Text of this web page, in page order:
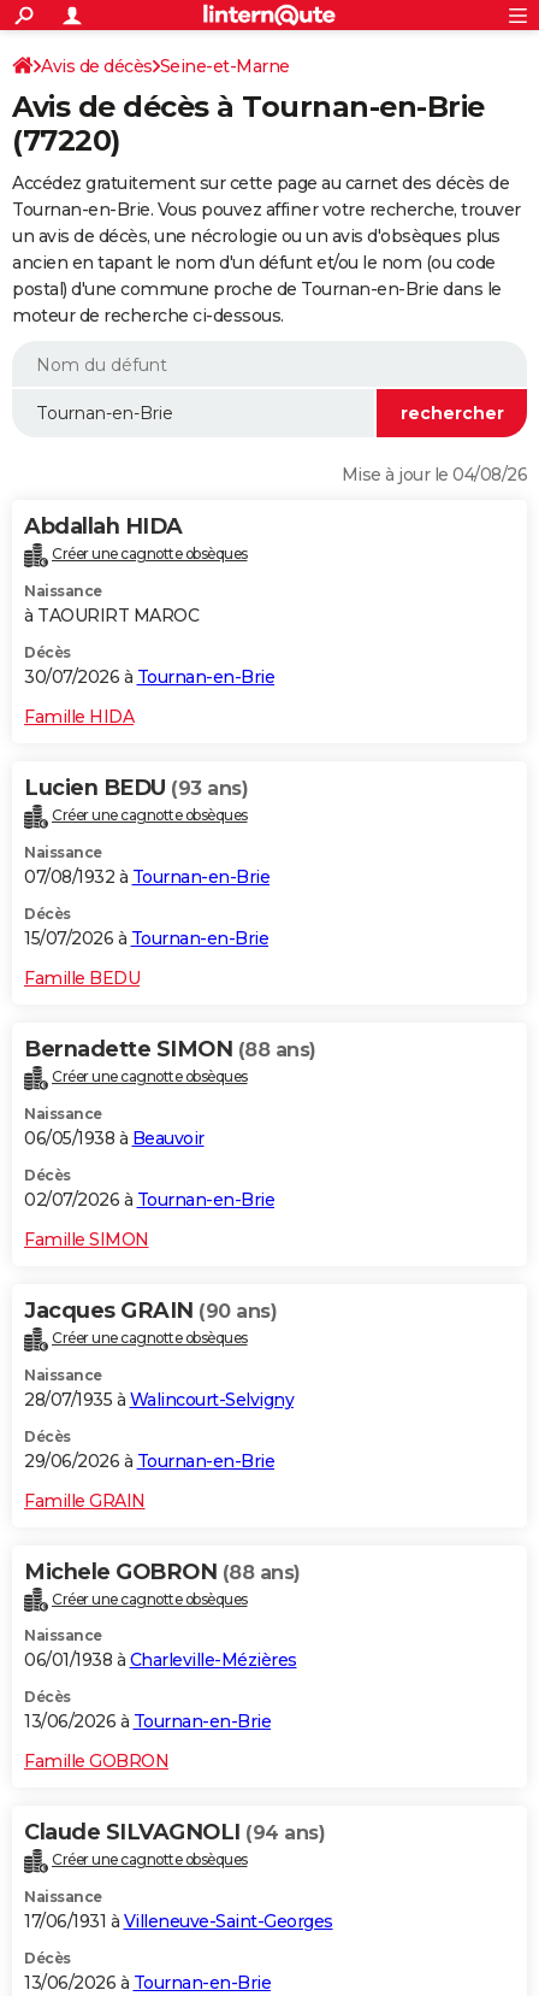
ACTUALITÉS
Politique
Société
Faits Divers
Education
Monde
Villes
+
SPORT
Coupe du monde 2026
Football
Tennis
Cyclisme
Rugby
Forum
FINANCE
Retraite
Impôts
Epargne
Immobilier
Risques naturels par ville
Banque
Assurance
Crédit
Essais
Réserver un essai
Citadines
Berlines
SUV
Forum auto
+
HIGH-TECH
Mobiles
Meilleur smartphone
Internet
Ordinateurs
Jeux vidéo
Guide high-tech
+BRICOLAGE
Forum
Aménagement intérieur
Extérieur
Cuisine
Salle de bains
Jardinage
Rangement
WEEK-END
Guides de France
Escapades
Patrimoine
Expositions
Musées
Week-end nature
LIFESTYLE
Alimentation
Guide de la santé
Maladies
Médicaments
Sommeil
VOYAGE
Destinations
City break
Voyage nature
Voyage de noces
Forum
Climat
+PHOTO
GUIDES D'ACHAT
BONS PLANS
CARTE DE VOEUX
Dictionnaire
Biographies
Citations
Expressions
Proverbes
PROGRAMME TV
COPAINS D'AVANT
S'inscrire
Se connecter
Lycées
Collèges
Primaires
Universités
Entreprises
Service militaire
Avis de recherche
AVIS DE DÉCÈS
S'inscrire
Connexion
Avis de décès Seine-et-Marne
Avis de décès à Tournan-en-Brie
(77220)
Accédez gratuitement sur cette page au carnet des décès de
Tournan-en-Brie. Vous pouvez affiner votre recherche, trouver
un avis de décès, une nécrologie ou un avis d'obsèques plus
ancien en tapant le nom d'un défunt et/ou le nom (ou code
postal) d'une commune proche de Tournan-en-Brie dans le
moteur de recherche ci-dessous.
Mise à jour le 04/08/26
Abdallah HIDA
Créer une cagnotte obsèques
Naissance
à TAOURIRT MAROC
Décès
30/07/2026 à Tournan-en-Brie
Famille HIDA
Lucien BEDU (93 ans)
Créer une cagnotte obsèques
Naissance
07/08/1932 à Tournan-en-Brie
Décès
15/07/2026 à Tournan-en-Brie
Famille BEDU
Bernadette SIMON (88 ans)
Créer une cagnotte obsèques
Naissance
06/05/1938 à Beauvoir
Décès
02/07/2026 à Tournan-en-Brie
Famille SIMON
Jacques GRAIN (90 ans)
Créer une cagnotte obsèques
Naissance
28/07/1935 à Walincourt-Selvigny
Décès
29/06/2026 à Tournan-en-Brie
Famille GRAIN
Michele GOBRON (88 ans)
Créer une cagnotte obsèques
Naissance
06/01/1938 à Charleville-Mézières
Décès
13/06/2026 à Tournan-en-Brie
Famille GOBRON
Claude SILVAGNOLI (94 ans)
Créer une cagnotte obsèques
Naissance
17/06/1931 à Villeneuve-Saint-Georges
Décès
13/06/2026 à Tournan-en-Brie